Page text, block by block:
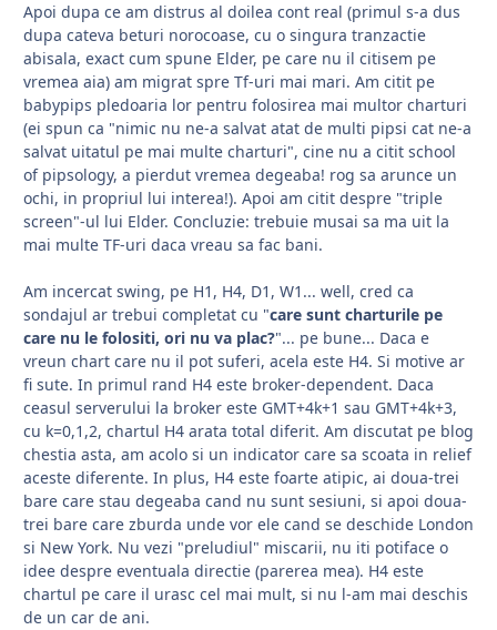
Apoi dupa ce am distrus al doilea cont real (primul s-a dus
dupa cateva beturi norocoase, cu o singura tranzactie
abisala, exact cum spune Elder, pe care nu il citisem pe
vremea aia) am migrat spre Tf-uri mai mari. Am citit pe
babypips pledoaria lor pentru folosirea mai multor charturi
(ei spun ca "nimic nu ne-a salvat atat de multi pipsi cat ne-a
salvat uitatul pe mai multe charturi", cine nu a citit school
of pipsology, a pierdut vremea degeaba! rog sa arunce un
ochi, in propriul lui interea!). Apoi am citit despre "triple
screen"-ul lui Elder. Concluzie: trebuie musai sa ma uit la
mai multe TF-uri daca vreau sa fac bani.
Am incercat swing, pe H1, H4, D1, W1... well, cred ca
sondajul ar trebui completat cu "care sunt charturile pe
care nu le folositi, ori nu va plac?"... pe bune... Daca e
vreun chart care nu il pot suferi, acela este H4. Si motive ar
fi sute. In primul rand H4 este broker-dependent. Daca
ceasul serverului la broker este GMT+4k+1 sau GMT+4k+3,
cu k=0,1,2, chartul H4 arata total diferit. Am discutat pe blog
chestia asta, am acolo si un indicator care sa scoata in relief
aceste diferente. In plus, H4 este foarte atipic, ai doua-trei
bare care stau degeaba cand nu sunt sesiuni, si apoi doua-
trei bare care zburda unde vor ele cand se deschide London
si New York. Nu vezi "preludiul" miscarii, nu iti potiface o
idee despre eventuala directie (parerea mea). H4 este
chartul pe care il urasc cel mai mult, si nu l-am mai deschis
de un car de ani.